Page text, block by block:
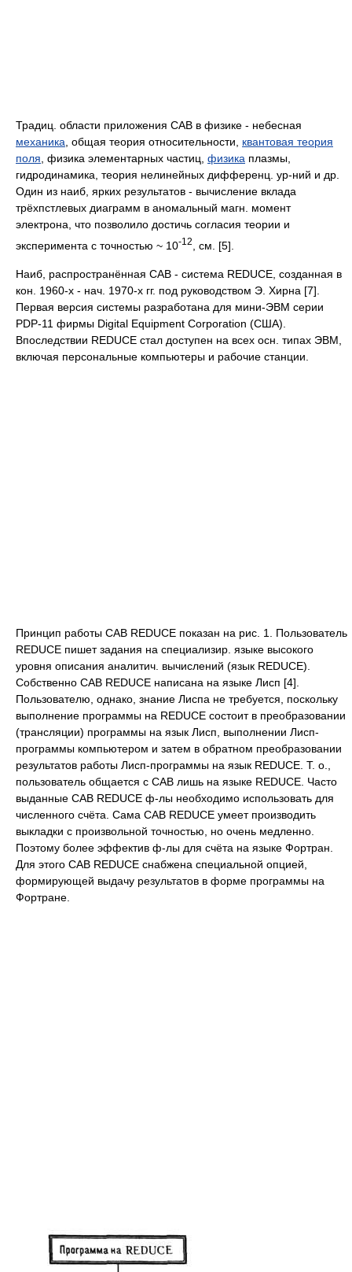
Традиц. области приложения CAB в физике - небесная
механика , общая теория относительности, квантовая теория
поля , физика элементарных частиц, физика плазмы,
гидродинамика, теория нелинейных дифференц. ур-ний и др.
Один из наиб, ярких результатов - вычисление вклада
трёхпстлевых диаграмм в аномальный магн. момент
электрона, что позволило достичь согласия теории и
эксперимента с точностью ~ 10-12 , см. [5].
Наиб, распространённая CAB - система REDUCE, созданная в
кон. 1960-х - нач. 1970-х гг. под руководством Э. Хирна [7].
Первая версия системы разработана для мини-ЭВМ серии
PDP-11 фирмы Digital Equipment Corporation (США).
Впоследствии REDUCE стал доступен на всех осн. типах ЭВМ,
включая персональные компьютеры и рабочие станции.
Принцип работы CAB REDUCE показан на рис. 1. Пользователь
REDUCE пишет задания на специализир. языке высокого
уровня описания аналитич. вычислений (язык REDUCE).
Собственно CAB REDUCE написана на языке Лисп [4].
Пользователю, однако, знание Лиспа не требуется, поскольку
выполнение программы на REDUCE состоит в преобразовании
(трансляции) программы на язык Лисп, выполнении Лисп-
программы компьютером и затем в обратном преобразовании
результатов работы Лисп-программы на язык REDUCE. T. о.,
пользователь общается с CAB лишь на языке REDUCE. Часто
выданные CAB REDUCE ф-лы необходимо использовать для
численного счёта. Сама CAB REDUCE умеет производить
выкладки с произвольной точностью, но очень медленно.
Поэтому более эффектив ф-лы для счёта на языке Фортран.
Для этого CAB REDUCE снабжена специальной опцией,
формирующей выдачу результатов в форме программы на
Фортране.